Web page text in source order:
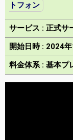
トフォン
サービス : 正式サ
開始日時 : 2024
料金体系 : 基本プ